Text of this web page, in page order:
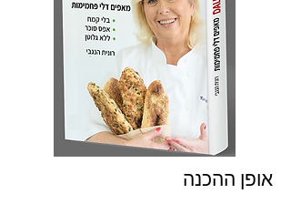
אופן ההכנה